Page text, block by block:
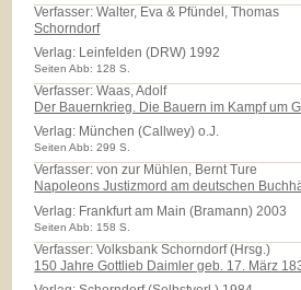
Verfasser: Walter, Eva & Pfündel, Thomas
Schorndorf
Verlag: Leinfelden (DRW) 1992
Seiten Abb: 128 S.
Verfasser: Waas, Adolf
Der Bauernkrieg. Die Bauern im Kampf um
Verlag: München (Callwey) o.J.
Seiten Abb: 299 S.
Verfasser: von zur Mühlen, Bernt Ture
Napoleons Justizmord am deutschen
Verlag: Frankfurt am Main (Bramann) 2003
Seiten Abb: 158 S.
Verfasser: Volksbank Schorndorf (Hrsg.)
150 Jahre Gottlieb Daimler geb. 17. März